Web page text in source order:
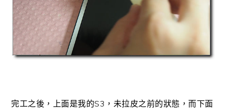
完工之後，上面是我的S3，未拉皮之前的狀態，而下面